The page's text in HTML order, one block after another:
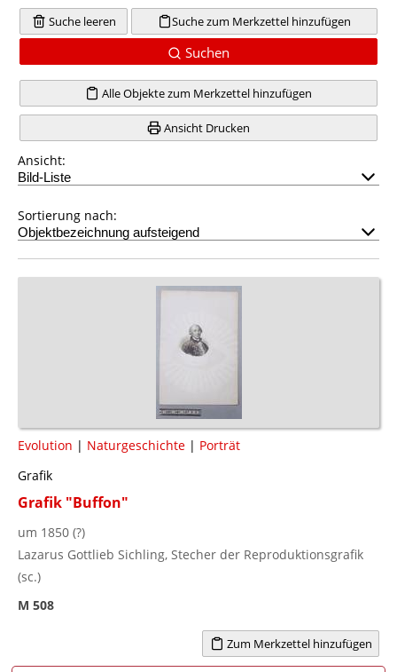
Suche leeren Suche zum Merkzettel hinzufügen
Suchen
Alle Objekte zum Merkzettel hinzufügen
Ansicht Drucken
Ansicht:
Sortierung nach:
Evolution | Naturgeschichte | Porträt
Grafik
Grafik "Buffon"
um 1850 (?)
Lazarus Gottlieb Sichling, Stecher der Reproduktionsgrafik
(sc.)
M 508
Zum Merkzettel hinzufügen